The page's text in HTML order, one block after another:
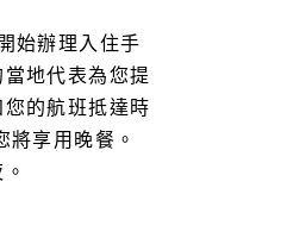
始辦理入住手
地代表為您提
的航班抵達時
將享用晚餐。